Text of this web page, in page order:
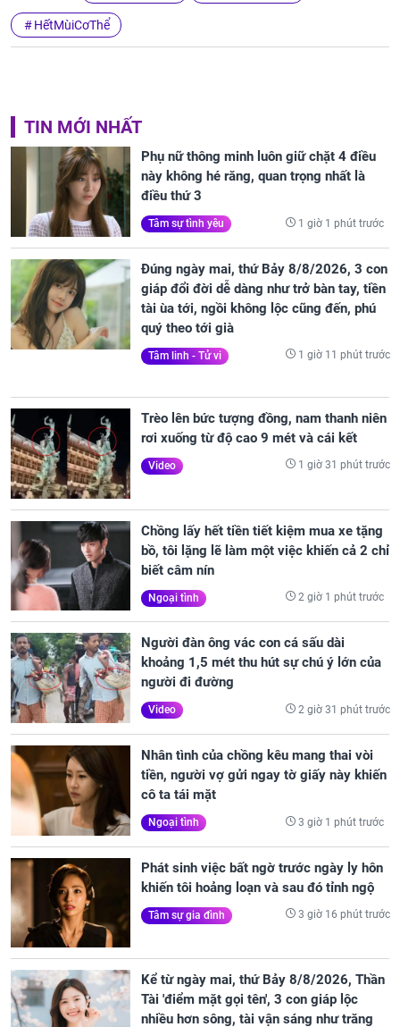
HếtMùiCơThể
TIN MỚI NHẤT
Phụ nữ thông minh luôn giữ chặt 4 điều
này không hé răng, quan trọng nhất là
điều thứ 3
Tâm sự tình yêu 1 giờ 1 phút trước
Đúng ngày mai, thứ Bảy 8/8/2026, 3 con
giáp đổi đời dễ dàng như trở bàn tay, tiền
tài ùa tới, ngồi không lộc cũng đến, phú
quý theo tới già
Tâm linh - Tử vi 1 giờ 11 phút trước
Trèo lên bức tượng đồng, nam thanh niên
rơi xuống từ độ cao 9 mét và cái kết
Video 1 giờ 31 phút trước
Chồng lấy hết tiền tiết kiệm mua xe tặng
bồ, tôi lặng lẽ làm một việc khiến cả 2 chỉ
biết câm nín
Ngoại tình 2 giờ 1 phút trước
Người đàn ông vác con cá sấu dài
khoảng 1,5 mét thu hút sự chú ý lớn của
người đi đường
Video 2 giờ 31 phút trước
Nhân tình của chồng kêu mang thai vòi
tiền, người vợ gửi ngay tờ giấy này khiến
cô ta tái mặt
Ngoại tình 3 giờ 1 phút trước
Phát sinh việc bất ngờ trước ngày ly hôn
khiến tôi hoảng loạn và sau đó tỉnh ngộ
Tâm sự gia đình 3 giờ 16 phút trước
Kể từ ngày mai, thứ Bảy 8/8/2026, Thần
Tài 'điểm mặt gọi tên', 3 con giáp lộc
nhiều hơn sông, tài vận sáng như trăng